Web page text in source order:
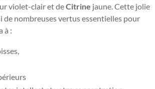
violet-clair et deCitrine jaune. Cette jolie
nombreuses vertus essentielles pour
à :